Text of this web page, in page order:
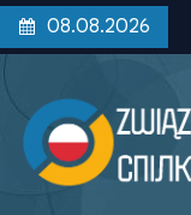
k
08.08.2026